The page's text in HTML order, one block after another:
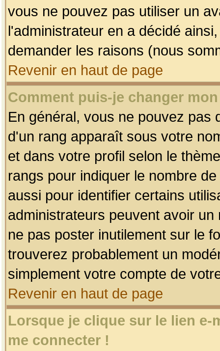
vous ne pouvez pas utiliser un
l'administrateur en a décidé
demander les raisons (nous
Revenir en haut de page
Comment puis-je changer
En général, vous ne pouvez pas
d'un rang apparaît sous votre
et dans votre profil selon le
rangs pour indiquer le nombre
aussi pour identifier certains
administrateurs peuvent avoir
ne pas poster inutilement sur le
trouverez probablement un
simplement votre compte de
Revenir en haut de page
Lorsque je clique sur le lien
me connecter !